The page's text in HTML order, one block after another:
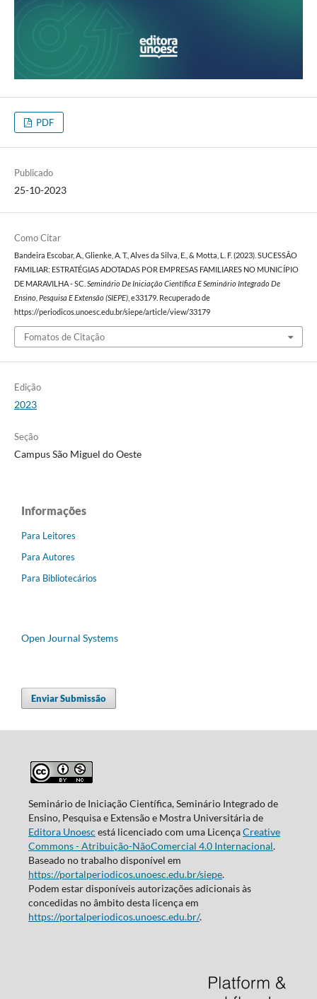
PDF
Publicado
25-10-2023
Como Citar
Bandeira Escobar, A., Glienke, A. T., Alves da Silva, E., & Motta, L. F. (2023). SUCESSÃO
FAMILIAR: ESTRATÉGIAS ADOTADAS POR EMPRESAS FAMILIARES NO MUNICÍPIO
DE MARAVILHA - SC. Seminário De Iniciação Científica E Seminário Integrado De
Ensino, Pesquisa E Extensão (SIEPE), e33179. Recuperado de
https://periodicos.unoesc.edu.br/siepe/article/view/33179
Fomatos de Citação
Edição
2023
Seção
Campus São Miguel do Oeste
Informações
Para Leitores
Para Autores
Para Bibliotecários
Open Journal Systems
Enviar Submissão
Seminário de Iniciação Científica, Seminário Integrado de
Ensino, Pesquisa e Extensão e Mostra Universitária de
Editora Unoesc está licenciado com uma LicençaCreative
Commons - Atribuição-NãoComercial 4.0 Internacional.
Baseado no trabalho disponível em
https://portalperiodicos.unoesc.edu.br/siepe.
Podem estar disponíveis autorizações adicionais às
concedidas no âmbito desta licença em
https://portalperiodicos.unoesc.edu.br/.